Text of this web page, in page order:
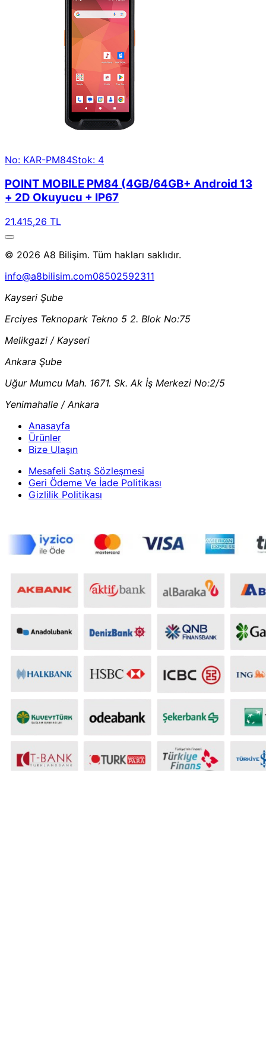
No: KAR-PM84Stok: 4
POINT MOBILE PM84 (4GB/64GB+ Android 13
+ 2D Okuyucu + IP67
21.415,26 TL
© 2026 A8 Bilişim. Tüm hakları saklıdır.
info@a8bilisim.com08502592311
Kayseri Şube
Erciyes Teknopark Tekno 5 2. Blok No:75
Melikgazi / Kayseri
Ankara Şube
Uğur Mumcu Mah. 1671. Sk. Ak İş Merkezi No:2/5
Yenimahalle / Ankara
Anasayfa
Ürünler
Bize Ulaşın
Mesafeli Satış Sözleşmesi
Geri Ödeme Ve İade Politikası
Gizlilik Politikası